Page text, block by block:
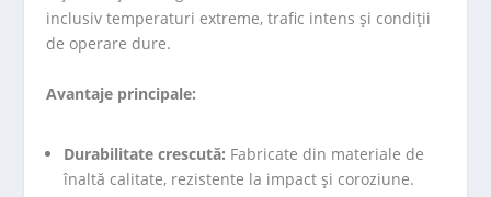
inclusiv temperaturi extreme, trafic intens și condiții
de operare dure.
Avantaje principale:
Durabilitate crescută: Fabricate din materiale de
înaltă calitate, rezistente la impact și coroziune.